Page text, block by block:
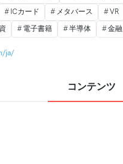
ICカード メタバース VR
電子書籍 半導体 金融
ja/
コンテンツ